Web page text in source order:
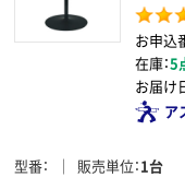
お申込
在庫：5
お届け
ア
型番 販売単位 1台